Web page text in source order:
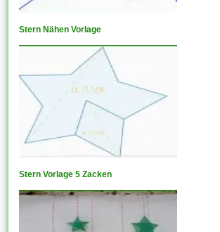
Stern Nähen Vorlage
Stern Vorlage 5 Zacken